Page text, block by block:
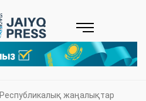
Республикалық жаңалықтар